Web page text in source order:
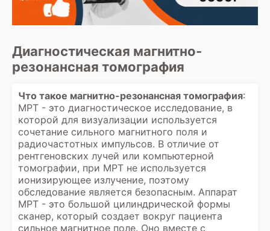
Диагностическая магнитно-
резонансная томография
Что такое магнитно-резонансная томография:
МРТ - это диагностическое исследование, в
которой для визуализации используется
сочетание сильного магнитного поля и
радиочастотных импульсов. В отличие от
рентгеновских лучей или компьютерной
томографии, при МРТ не используется
ионизирующее излучение, поэтому
обследование является безопасным. Аппарат
МРТ - это большой цилиндрической формы
сканер, который создает вокруг пациента
сильное магнитное поле. Оно вместе с